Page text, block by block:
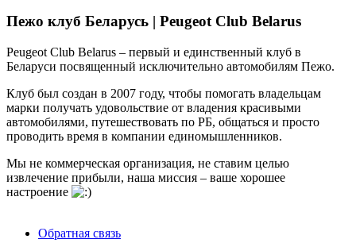
Пежо клуб Беларусь | Peugeot Club Belarus
Peugeot Club Belarus – первый и единственный клуб в
Беларуси посвященный исключительно автомобилям Пежо.
Клуб был создан в 2007 году, чтобы помогать владельцам
марки получать удовольствие от владения красивыми
автомобилями, путешествовать по РБ, общаться и просто
проводить время в компании единомышленников.
Мы не коммерческая организация, не ставим целью
извлечение прибыли, наша миссия – ваше хорошее
настроение
Обратная связь